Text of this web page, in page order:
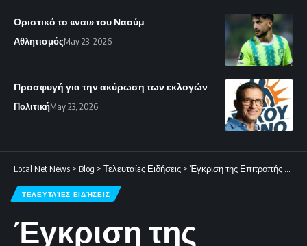
Οριστικό το «ναι» του Ναούμ
ΑθλητισμόςMay 23, 2026
Προσφυγή για την ακύρωση των εκλογών
ΠολιτικήMay 23, 2026
Local Net News > Blog > Τελευταίες Ειδήσεις > Έγκριση της Επιτροπής Κεφαλαιαγοράς στη Δημόσια Πρόταση της CTC για την εξαγορά της Ermes
ΤΕΛΕΥΤΑΊΕΣ ΕΙΔΉΣΕΙΣ
Έγκριση της